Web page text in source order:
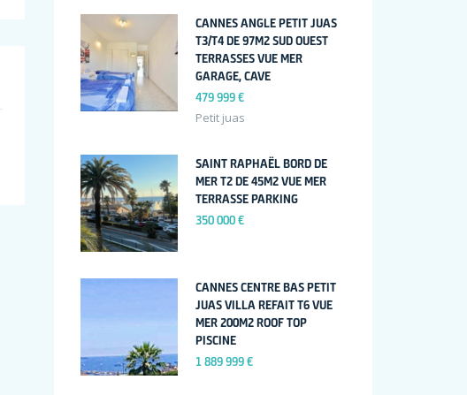
CANNES ANGLE PETIT JUAS
T3/T4 DE 97M2 SUD OUEST
TERRASSES VUE MER
GARAGE, CAVE
479 999 €
Petit juas
SAINT RAPHAËL BORD DE
MER T2 DE 45M2 VUE MER
TERRASSE PARKING
350 000 €
CANNES CENTRE BAS PETIT
JUAS VILLA REFAIT T6 VUE
MER 200M2 ROOF TOP
PISCINE
1 889 999 €